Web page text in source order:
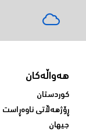
هەواڵەکان
کوردستان
ڕۆژهەڵاتی ناوەڕاست
جیهان